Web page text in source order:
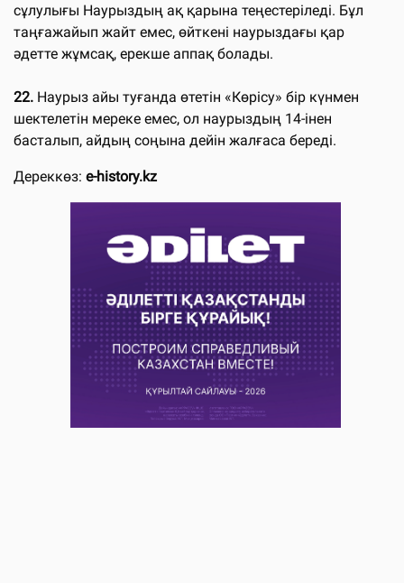
сұлулығы Наурыздың ақ қарына теңестеріледі. Бұл
таңғажайып жайт емес, өйткені наурыздағы қар
әдетте жұмсақ, ерекше аппақ болады.
22. Наурыз айы туғанда өтетін «Көрісу» бір күнмен
шектелетін мереке емес, ол наурыздың 14-інен
басталып, айдың соңына дейін жалғаса береді.
Дереккөз: e-history.kz